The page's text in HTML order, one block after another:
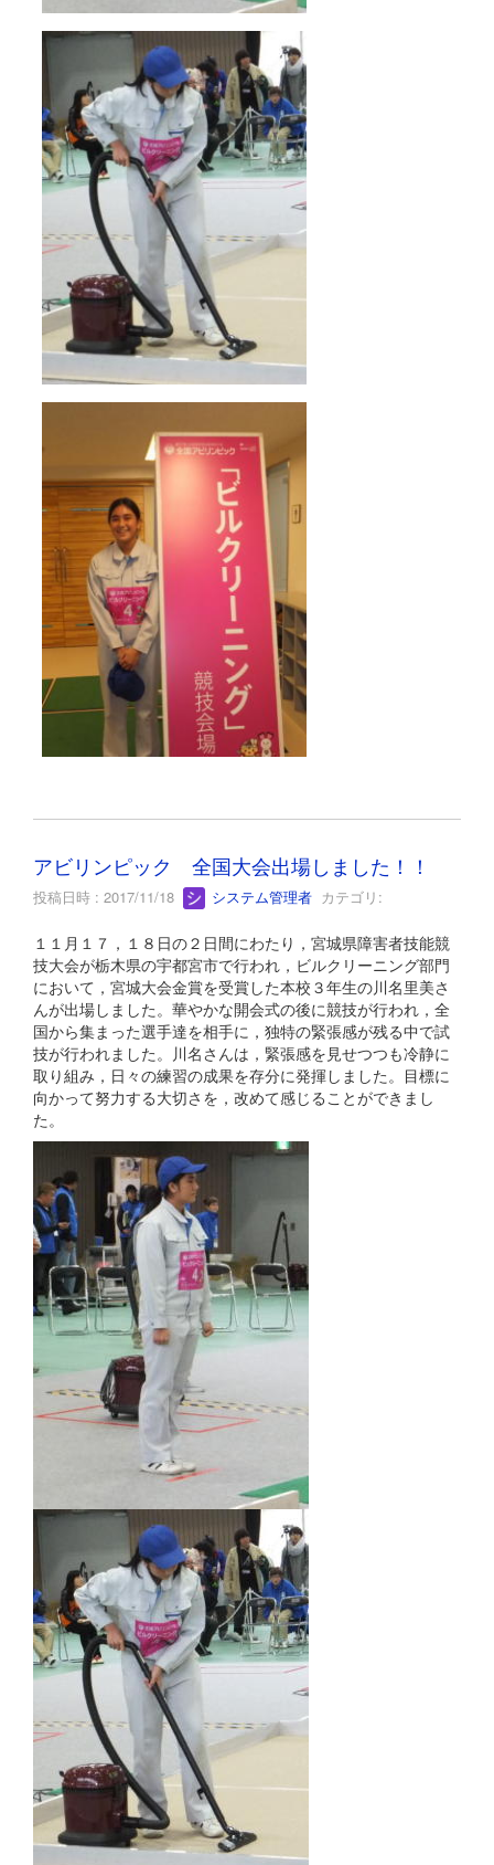
アビリンピック 全国大会出場しました！！
投稿日時 : 2017/11/18 システム管理者 カテゴリ:
１１月１７，１８日の２日間にわたり，宮城県障害者技能競
技大会が栃木県の宇都宮市で行われ，ビルクリーニング部門
において，宮城大会金賞を受賞した本校３年生の川名里美さ
んが出場しました。華やかな開会式の後に競技が行われ，全
国から集まった選手達を相手に，独特の緊張感が残る中で試
技が行われました。川名さんは，緊張感を見せつつも冷静に
取り組み，日々の練習の成果を存分に発揮しました。目標に
向かって努力する大切さを，改めて感じることができまし
た。